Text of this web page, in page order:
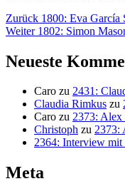
Zurück Vorheriger
Beitrag:
1800: Eva García
Weiter Nächster
1802: Simon
Neueste
Caro zu 2431:
Claudia Rimkus zu
Caro zu 2373: Alex
Christoph zu 2373:
2364: Interview
Meta